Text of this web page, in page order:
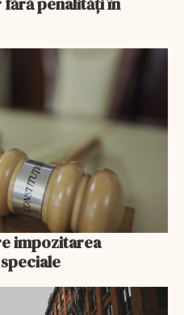
impozitarea